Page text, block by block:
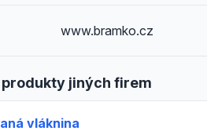
www.bramko.cz
jiných firem
vláknina